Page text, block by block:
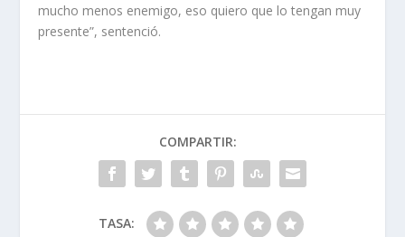
mucho menos enemigo, eso quiero que lo tengan muy
presente”, sentenció.
COMPARTIR:
TASA: